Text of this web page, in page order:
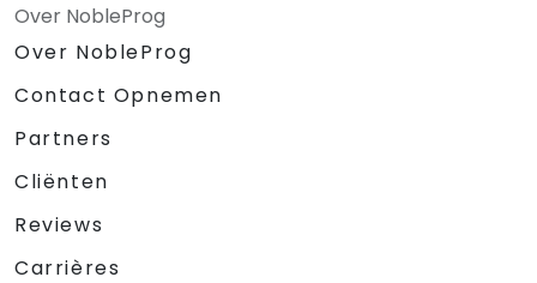
Over NobleProg
Over NobleProg
Contact Opnemen
Partners
Cliënten
Reviews
Carrières